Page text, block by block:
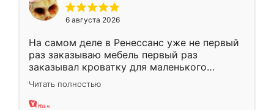
6 августа 2026
На самом деле в Ренессанс уже не первый
раз заказываю мебель первый раз
заказывал кроватку для маленького
ребёнка при его рождении ,во второй раз
заказал шкаф-купе. По качеству очень
хорошее сборка достаточно быстрая,
Читать полностью